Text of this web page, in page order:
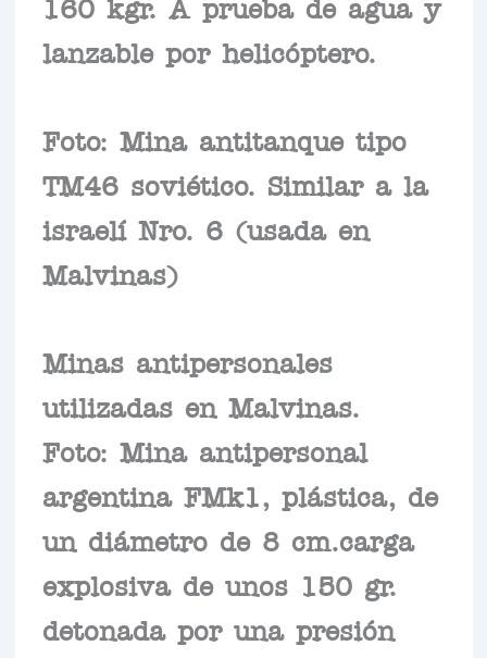
160 kgr. A prueba de agua y
lanzable por helicóptero.
Foto: Mina antitanque tipo
TM46 soviético. Similar a la
israelí Nro. 6 (usada en
Malvinas)
Minas antipersonales
utilizadas en Malvinas.
Foto: Mina antipersonal
argentina FMk1, plástica, de
un diámetro de 8 cm.carga
explosiva de unos 150 gr.
detonada por una presión